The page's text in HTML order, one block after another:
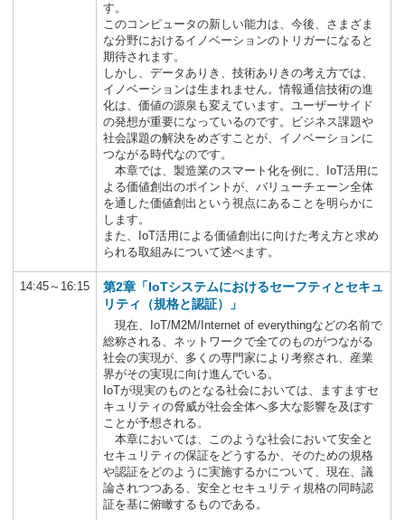
す。
このコンピュータの新しい能力は、今後、さまざま
な分野におけるイノベーションのトリガーになると
期待されます。
しかし、データありき、技術ありきの考え方では、
イノベーションは生まれません。情報通信技術の進
化は、価値の源泉も変えています。ユーザーサイド
の発想が重要になっているのです。ビジネス課題や
社会課題の解決をめざすことが、イノベーションに
つながる時代なのです。
本章では、製造業のスマート化を例に、IoT活用に
よる価値創出のポイントが、バリューチェーン全体
を通した価値創出という視点にあることを明らかに
します。
また、IoT活用による価値創出に向けた考え方と求め
られる取組みについて述べます。
14:45～16:15
第2章「IoTシステムにおけるセーフティとセキュ
リティ（規格と認証）」
現在、IoT/M2M/Internet of everythingなどの名前で
総称される、ネットワークで全てのものがつながる
社会の実現が、多くの専門家により考察され、産業
界がその実現に向け進んでいる。
IoTが現実のものとなる社会においては、ますますセ
キュリティの脅威が社会全体へ多大な影響を及ぼす
ことが予想される。
本章においては、このような社会において安全と
セキュリティの保証をどうするか、そのための規格
や認証をどのように実施するかについて、現在、議
論されつつある、安全とセキュリティ規格の同時認
証を基に俯瞰するものである。